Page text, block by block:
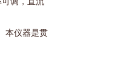
本仪器是贯